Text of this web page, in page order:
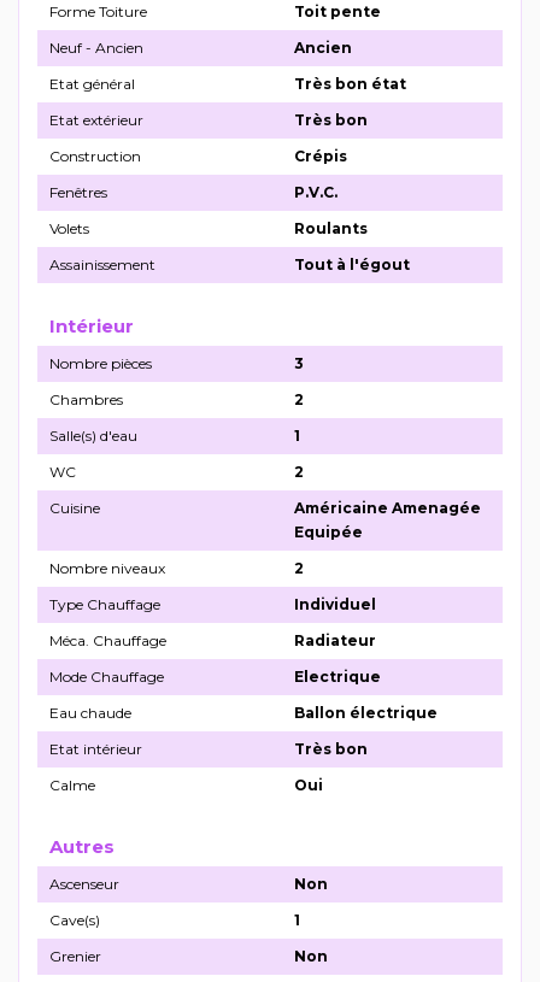
Forme Toiture
Toit pente
Neuf - Ancien
Ancien
Etat général
Très bon état
Etat extérieur
Très bon
Construction
Crépis
Fenêtres
P.V.C.
Volets
Roulants
Assainissement
Tout à l'égout
Intérieur
Nombre pièces
3
Chambres
2
Salle(s) d'eau
1
WC
2
Cuisine
Américaine Amenagée
Equipée
Nombre niveaux
2
Type Chauffage
Individuel
Méca. Chauffage
Radiateur
Mode Chauffage
Electrique
Eau chaude
Ballon électrique
Etat intérieur
Très bon
Calme
Oui
Autres
Ascenseur
Non
Cave(s)
1
Grenier
Non